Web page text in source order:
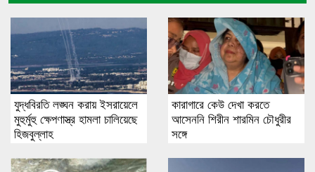
যুদ্ধবিরতি লঙ্ঘন করায় ইসরায়েলে
মুহুর্মুহু ক্ষেপণাস্ত্র হামলা চালিয়েছে
হিজবুল্লাহ
কারাগারে কেউ দেখা করতে
আসেননি শিরীন শারমিন চৌধুরীর
সঙ্গে